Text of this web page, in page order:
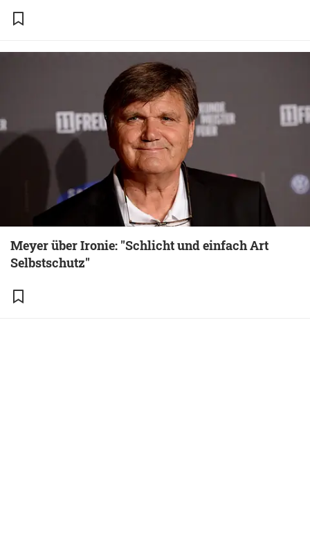
Meyer über Ironie: "Schlicht und einfach Art
Selbstschutz"